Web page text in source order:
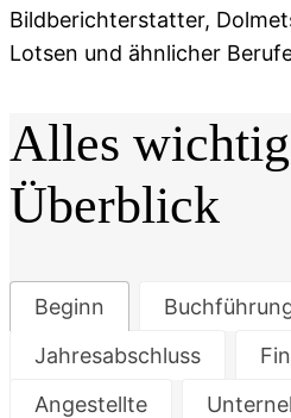
Bildberichterstatter,
Lotsen und ähnlicher
Alles
Überblick
Beginn
Jahresabschluss
Angestellte